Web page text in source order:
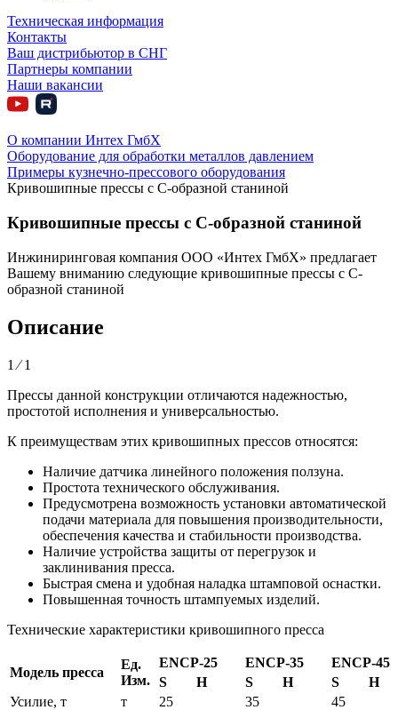
Техническая информация
Контакты
Ваш дистрибьютор в СНГ
Партнеры компании
Наши вакансии
О компании Интех ГмбХ
Оборудование для обработки металлов давлением
Примеры кузнечно-прессового оборудования
Кривошипные прессы с С-образной станиной
Кривошипные прессы с С-образной станиной
Инжиниринговая компания ООО «Интех ГмбХ» предлагает
Вашему вниманию следующие кривошипные прессы с С-
образной станиной
Описание
1 ⁄ 1
Прессы данной конструкции отличаются надежностью,
простотой исполнения и универсальностью.
К преимуществам этих кривошипных прессов относятся:
Наличие датчика линейного положения ползуна.
Простота технического обслуживания.
Предусмотрена возможность установки автоматической
подачи материала для повышения производительности,
обеспечения качества и стабильности производства.
Наличие устройства защиты от перегрузок и
заклинивания пресса.
Быстрая смена и удобная наладка штамповой оснастки.
Повышенная точность штампуемых изделий.
Технические характеристики кривошипного пресса
Модель пресса
Ед.
Изм.
ENCP-25 ENCP-35
ENCP-45
S
H S H S
H
Усилие, т
т 25 35
45